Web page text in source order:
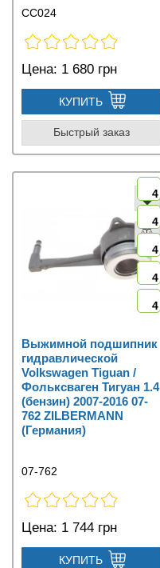
CC024
Цена: 1 680 грн
КУПИТЬ
Быстрый заказ
4
4
4
4
4
Выжимной подшипник
гидравлической
Volkswagen Tiguan /
Фольксваген Тигуан 1.4
(бензин) 2007-2016 07-
762 ZILBERMANN
(Германия)
07-762
Цена: 1 744 грн
КУПИТЬ